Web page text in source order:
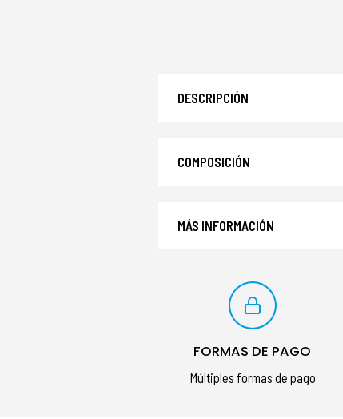
DESCRIPCIÓN
COMPOSICIÓN
MÁS INFORMACIÓN
FORMAS DE PAGO
Múltiples formas de pago